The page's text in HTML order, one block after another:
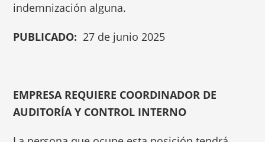
indemnización alguna.
PUBLICADO: 27 de junio 2025
EMPRESA REQUIERE COORDINADOR DE
AUDITORÍA Y CONTROL INTERNO